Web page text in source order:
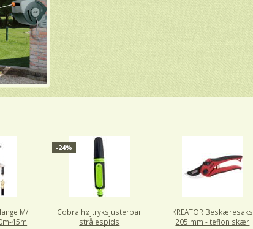
M/
45m
-24%
Cobra højtryksjusterbar
strålespids
KREATOR Beskæresaks
205 mm - teflon skær